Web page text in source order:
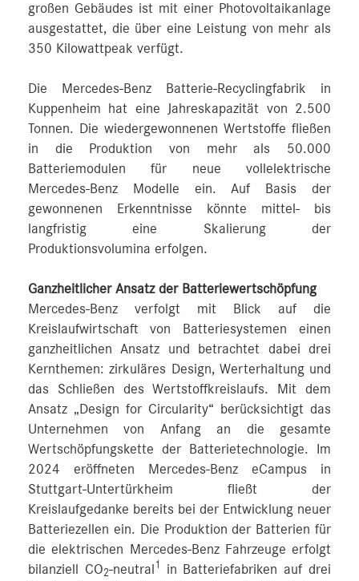
großen Gebäudes ist mit einer Photovoltaikanlage
ausgestattet, die über eine Leistung von mehr als
350 Kilowattpeak verfügt.
Die Mercedes-Benz Batterie-Recyclingfabrik in
Kuppenheim hat eine Jahreskapazität von 2.500
Tonnen. Die wiedergewonnenen Wertstoffe fließen
in die Produktion von mehr als 50.000
Batteriemodulen für neue vollelektrische
Mercedes-Benz Modelle ein. Auf Basis der
gewonnenen Erkenntnisse könnte mittel- bis
langfristig eine Skalierung der
Produktionsvolumina erfolgen.
Ganzheitlicher Ansatz der Batteriewertschöpfung
Mercedes-Benz verfolgt mit Blick auf die
Kreislaufwirtschaft von Batteriesystemen einen
ganzheitlichen Ansatz und betrachtet dabei drei
Kernthemen: zirkuläres Design, Werterhaltung und
das Schließen des Wertstoffkreislaufs. Mit dem
Ansatz „Design for Circularity“ berücksichtigt das
Unternehmen von Anfang an die gesamte
Wertschöpfungskette der Batterietechnologie. Im
2024 eröffneten Mercedes-Benz eCampus in
Stuttgart-Untertürkheim fließt der
Kreislaufgedanke bereits bei der Entwicklung neuer
Batteriezellen ein. Die Produktion der Batterien für
die elektrischen Mercedes-Benz Fahrzeuge erfolgt
bilanziell CO2-neutral 1
in Batteriefabriken auf drei